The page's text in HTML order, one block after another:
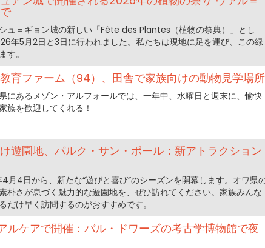
ュ＝ギョン城の新しい「Fête des Plantes（植物の祭典）」とし
年5月2日と3日に行われました。私たちは現地に足を運び、この緑
す。
育ファーム（94）、田舎で家族向けの動物見学場所
にあるメゾン・アルフォールでは、一年中、水曜日と週末に、愉快
族を歓迎してくれる！
遊園地、パルク・サン・ポール：新アトラクション
月4日から、新たな“遊びと喜び”のシーズンを開幕します。オワ県
朴さが息づく魅力的な遊園地を、ぜひ訪れてください。家族みんな
だけ早く訪問するのがおすすめです。
ルケアで開催：バル・ドワーズの考古学博物館で夜